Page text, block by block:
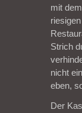
mit
Strich
nicht
eben,
Der